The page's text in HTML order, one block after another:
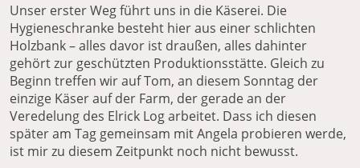
Unser erster Weg führt uns in die Käserei. Die
Hygieneschranke besteht hier aus einer schlichten
Holzbank – alles davor ist draußen, alles dahinter
gehört zur geschützten Produktionsstätte. Gleich zu
Beginn treffen wir auf Tom, an diesem Sonntag der
einzige Käser auf der Farm, der gerade an der
Veredelung des Elrick Log arbeitet. Dass ich diesen
später am Tag gemeinsam mit Angela probieren werde,
ist mir zu diesem Zeitpunkt noch nicht bewusst.